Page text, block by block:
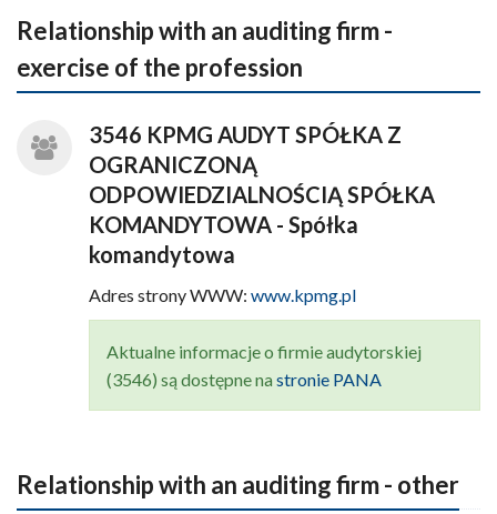
Relationship with an auditing firm -
exercise of the profession
3546 KPMG AUDYT SPÓŁKA Z
OGRANICZONĄ
ODPOWIEDZIALNOŚCIĄ SPÓŁKA
KOMANDYTOWA - Spółka
komandytowa
Adres strony WWW: www.kpmg.pl
Aktualne informacje o firmie audytorskiej
(3546) są dostępne nastronie PANA
Relationship with an auditing firm - other